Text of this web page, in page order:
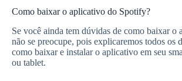
Como baixar o aplicativo do Spotify?
Se você ainda tem dúvidas de como baixar o
não se preocupe, pois explicaremos todos os
como baixar e instalar o aplicativo em seu
ou tablet.